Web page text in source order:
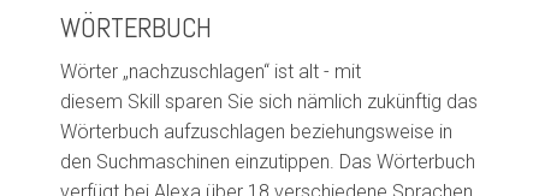
WÖRTERBUCH
Wörter „nachzuschlagen“ ist alt - mit
diesem Skill sparen Sie sich nämlich zukünftig das
Wörterbuch aufzuschlagen beziehungsweise in
den Suchmaschinen einzutippen. Das Wörterbuch